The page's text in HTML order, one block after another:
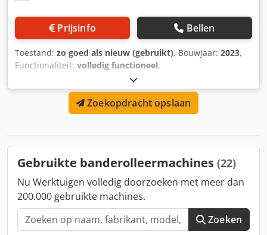
Prijsinfo Bellen
Toestand: zo goed als nieuw (gebruikt), Bouwjaar: 2023,
Functionaliteit: volledig functioneel,
868
driefasig, totaalgewicht:1.127 kg, ingangsspanning:400 V,
ingangsfrequentie:50 Hz, bedrijfsdruk:6 bar
wordt verkocht wegens overcompleetheid Dksdpfxsyzqr To
Zoekopdracht opslaan
Gebruikte banderolleermachines (22)
Nu Werktuigen volledig doorzoeken met meer dan
200.000 gebruikte machines.
Zoeken